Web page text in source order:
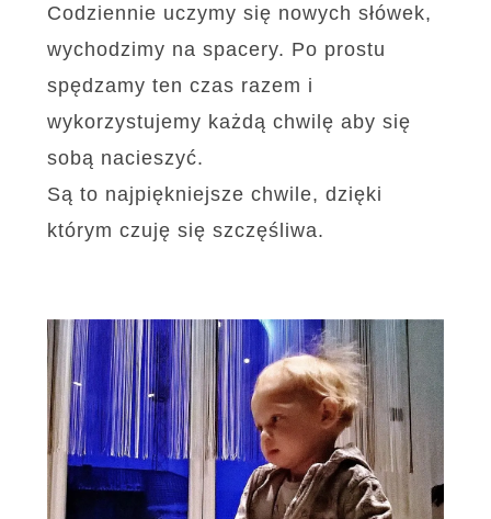
Codziennie uczymy się nowych słówek,
wychodzimy na spacery. Po prostu
spędzamy ten czas razem i
wykorzystujemy każdą chwilę aby się
sobą nacieszyć.
Są to najpiękniejsze chwile, dzięki
którym czuję się szczęśliwa.